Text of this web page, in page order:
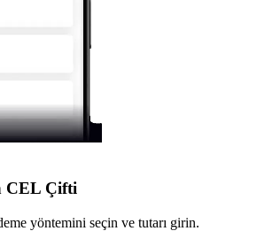
CEL Çifti
yöntemini seçin ve tutarı girin.